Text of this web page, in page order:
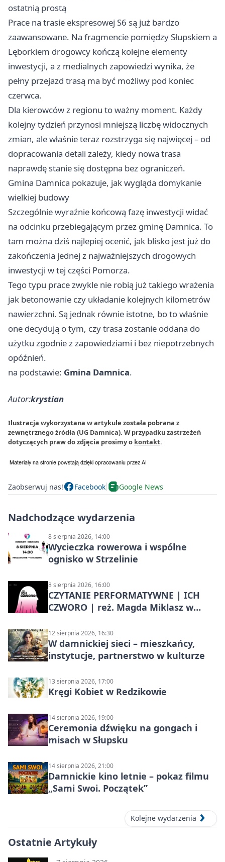
ostatnią prostą
Prace na trasie ekspresowej S6 są już bardzo
zaawansowane. Na fragmencie pomiędzy Słupskiem a
Lęborkiem drogowcy kończą kolejne elementy
inwestycji, a z medialnych zapowiedzi wynika, że
pełny przejazd trasą ma być możliwy pod koniec
czerwca.
Dla kierowców z regionu to ważny moment. Każdy
kolejny tydzień przynosi mniejszą liczbę widocznych
zmian, ale właśnie teraz rozstrzyga się najwięcej – od
dopracowania detali zależy, kiedy nowa trasa
naprawdę stanie się dostępna bez ograniczeń.
Gmina Damnica pokazuje, jak wygląda domykanie
wielkiej budowy
Szczególnie wyraźnie końcową fazę inwestycji widać
na odcinku przebiegającym przez gminę Damnica. To
tam można dziś najlepiej ocenić, jak blisko jest już do
zakończenia jednej z najważniejszych drogowych
inwestycji w tej części Pomorza.
Tego typu prace zwykle nie robią już takiego wrażenia
jak betonowanie czy układanie kolejnych kilometrów
nawierzchni. Są jednak równie istotne, bo to właśnie
one decydują o tym, czy trasa zostanie oddana do
użytku zgodnie z zapowiedziami i bez niepotrzebnych
opóźnień.
na podstawie: Gmina Damnica.
Autor:krystian
Ilustracja wykorzystana w artykule została pobrana z
zewnętrznego źródła (UG Damnica). W przypadku zastrzeżeń
dotyczących praw do zdjęcia prosimy o kontakt.
Zaobserwuj nas! Facebook Google News
Nadchodzące wydarzenia
8 sierpnia 2026, 14:00
Wycieczka rowerowa i wspólne
ognisko w Strzelinie
8 sierpnia 2026, 16:00
CZYTANIE PERFORMATYWNE | ICH
CZWORO | reż. Magda Miklasz w
12 sierpnia 2026, 16:30
W damnickiej sieci – mieszkańcy,
instytucje, partnerstwo w kulturze
13 sierpnia 2026, 17:00
Kręgi Kobiet w Redzikowie
14 sierpnia 2026, 19:00
Ceremonia dźwięku na gongach i
misach w Słupsku
14 sierpnia 2026, 21:00
Damnickie kino letnie – pokaz filmu
„Sami Swoi. Początek”
Kolejne wydarzenia
Ostatnie Artykuły